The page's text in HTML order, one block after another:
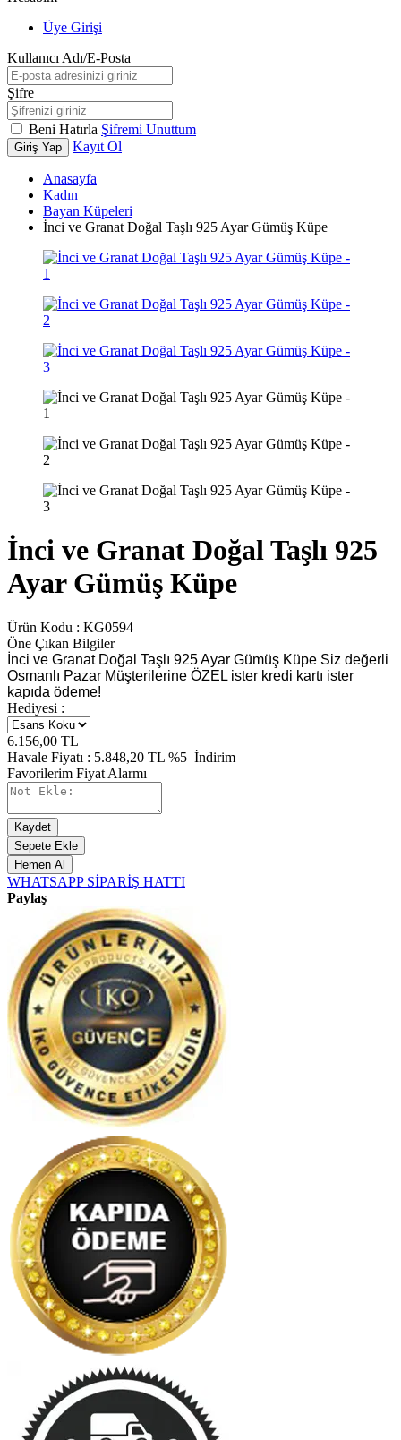
Üye Girişi
Kullanıcı Adı/E-Posta
Şifre
Beni Hatırla Şifremi Unuttum
Giriş Yap Kayıt Ol
Anasayfa
Kadın
Bayan Küpeleri
İnci ve Granat Doğal Taşlı 925 Ayar Gümüş Küpe
İnci ve Granat Doğal Taşlı 925
Ayar Gümüş Küpe
Ürün Kodu : KG0594
Öne Çıkan Bilgiler
İnci ve Granat Doğal Taşlı 925 Ayar Gümüş Küpe Siz değerli
Osmanlı Pazar Müşterilerine ÖZEL ister kredi kartı ister
kapıda ödeme!
Hediyesi :
6.156,00 TL
Havale Fiyatı : 5.848,20 TL %5 İndirim
Favorilerim Fiyat Alarmı
Kaydet
Sepete Ekle
Hemen Al
WHATSAPP SİPARİŞ HATTI
Paylaş